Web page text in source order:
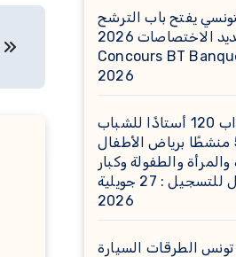
يفتح باب الترشح
لانتداب عديد الاختصاصات 2026 /
Concours BT
2026
مناظرة انتداب 120 أستاذًا للشباب
والطفولة و 50 منشطًا برياض الأطفال
والمرأة والطفولة وكبار
السن آخر أجل للتسجيل : 27 جويلية
2026
الطرقات السيارة